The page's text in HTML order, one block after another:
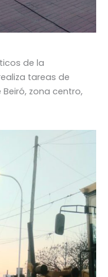
de la
tareas de
zona centro,